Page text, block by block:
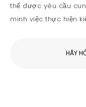
thể được yêu cầu
minh việc thực hiện
HÃY